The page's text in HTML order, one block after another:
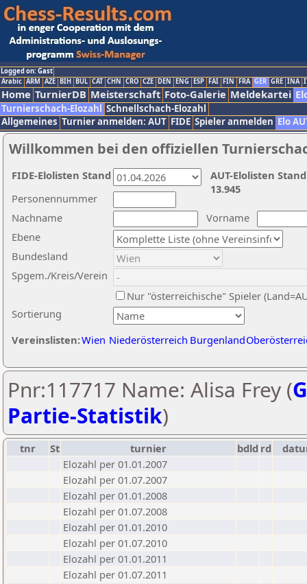
Logged on: Gast
Arabic ARM AZE BIH BUL CAT CHN CRO CZE DEN ENG ESP FAI FIN FRA GER GRE INA
Home TurnierDB Meisterschaft Foto-Galerie Meldekartei
Turnierschach-Elozahl Schnellschach-Elozahl
Allgemeines Turnier anmelden: AUT FIDE Spieler anmelden Elo
Willkommen bei den offiziellen
Nachname
Vorname
Ebene
Sortierung
Personennummer
Bundesland
Spgem./Kreis/Verein
Nur "österreichische" Spieler
Vereinslisten:Wien Niederösterreich Burgenland
AUT-Elolisten
13.945
FIDE-Elolisten Stand
Pnr:117717 Name: Alisa Frey (
Partie-Statistik)
tnr St turnier bdld rd
Elozahl per 01.01.2007
Elozahl per 01.07.2007
Elozahl per 01.01.2008
Elozahl per 01.07.2008
Elozahl per 01.01.2010
Elozahl per 01.07.2010
Elozahl per 01.01.2011
Elozahl per 01.07.2011